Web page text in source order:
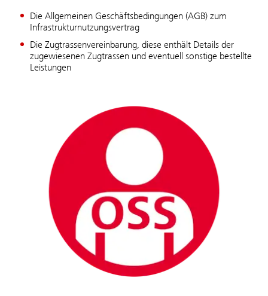
Die Allgemeinen Geschäftsbedingungen (AGB) zum
Infrastrukturnutzungsvertrag
Die Zugtrassenvereinbarung, diese enthält Details der
zugewiesenen Zugtrassen und eventuell sonstige bestellte
Leistungen